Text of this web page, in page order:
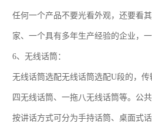
任何一个产品不要光看外观，还要看
家、一个具有多年生产经验的企业，
6、无线话筒：
无线话筒选配无线话筒选配U段的，
四无线话筒、一拖八无线话筒等。公
按讲话方式可分为手持话筒、桌面式